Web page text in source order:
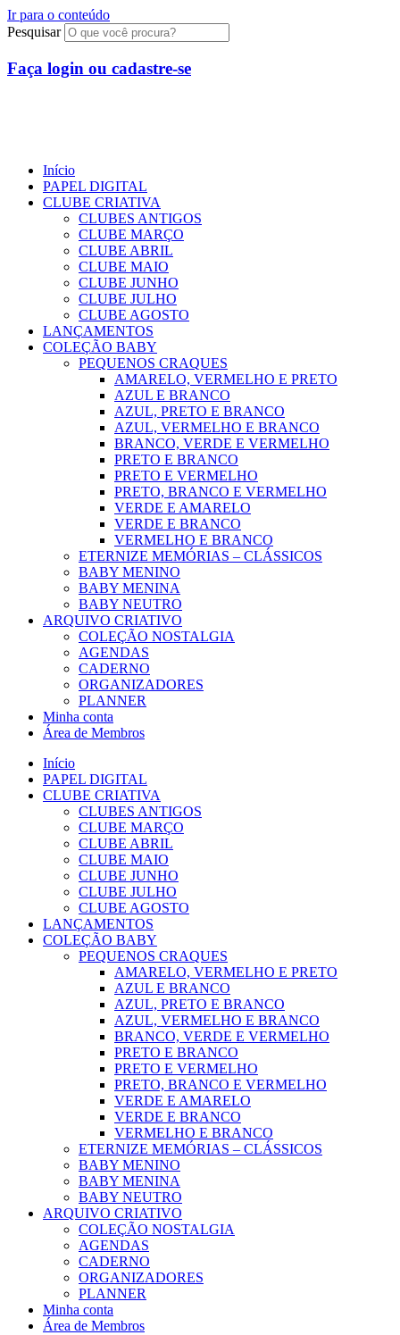
Ir para o conteúdo
Pesquisar
Faça login ou cadastre-se
Início
PAPEL DIGITAL
CLUBE CRIATIVA
CLUBES ANTIGOS
CLUBE MARÇO
CLUBE ABRIL
CLUBE MAIO
CLUBE JUNHO
CLUBE JULHO
CLUBE AGOSTO
LANÇAMENTOS
COLEÇÃO BABY
PEQUENOS CRAQUES
AMARELO, VERMELHO E PRETO
AZUL E BRANCO
AZUL, PRETO E BRANCO
AZUL, VERMELHO E BRANCO
BRANCO, VERDE E VERMELHO
PRETO E BRANCO
PRETO E VERMELHO
PRETO, BRANCO E VERMELHO
VERDE E AMARELO
VERDE E BRANCO
VERMELHO E BRANCO
ETERNIZE MEMÓRIAS – CLÁSSICOS
BABY MENINO
BABY MENINA
BABY NEUTRO
ARQUIVO CRIATIVO
COLEÇÃO NOSTALGIA
AGENDAS
CADERNO
ORGANIZADORES
PLANNER
Minha conta
Área de Membros
Início
PAPEL DIGITAL
CLUBE CRIATIVA
CLUBES ANTIGOS
CLUBE MARÇO
CLUBE ABRIL
CLUBE MAIO
CLUBE JUNHO
CLUBE JULHO
CLUBE AGOSTO
LANÇAMENTOS
COLEÇÃO BABY
PEQUENOS CRAQUES
AMARELO, VERMELHO E PRETO
AZUL E BRANCO
AZUL, PRETO E BRANCO
AZUL, VERMELHO E BRANCO
BRANCO, VERDE E VERMELHO
PRETO E BRANCO
PRETO E VERMELHO
PRETO, BRANCO E VERMELHO
VERDE E AMARELO
VERDE E BRANCO
VERMELHO E BRANCO
ETERNIZE MEMÓRIAS – CLÁSSICOS
BABY MENINO
BABY MENINA
BABY NEUTRO
ARQUIVO CRIATIVO
COLEÇÃO NOSTALGIA
AGENDAS
CADERNO
ORGANIZADORES
PLANNER
Minha conta
Área de Membros